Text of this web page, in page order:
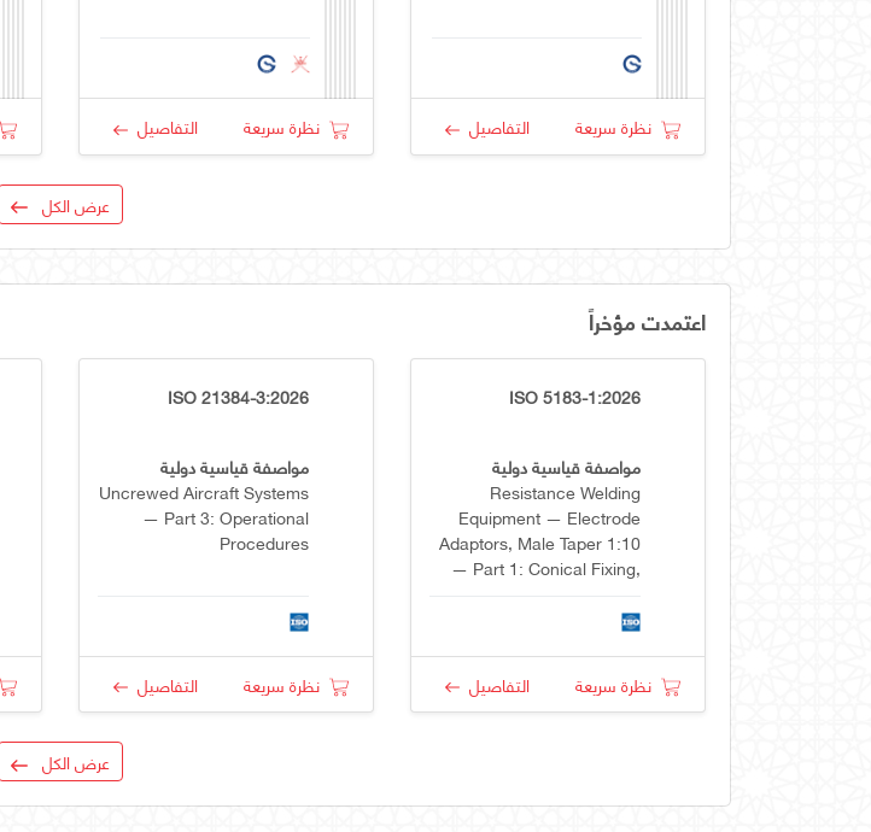
نظرة سريعة التفاصيل نظرة سريعة التفاصيل
عرض الكل
اعتمدت مؤخراً
ISO 5183-1:2026
مواصفة قياسية دولية
Resistance Welding
Equipment — Electrode
Adaptors, Male Taper 1:10
— Part 1: Conical Fixing,
نظرة سريعة التفاصيل
ISO 21384-3:2026
مواصفة قياسية دولية
Uncrewed Aircraft Systems
— Part 3: Operational
Procedures
نظرة سريعة التفاصيل
عرض الكل